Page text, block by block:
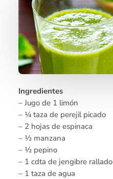
Ingredientes
– Jugo de 1 limón
– ¼ taza de perejil picado
– 2 hojas de espinaca
– ½ manzana
– ½ pepino
– 1 cdta de jengibre rallado
– 1 taza de agua